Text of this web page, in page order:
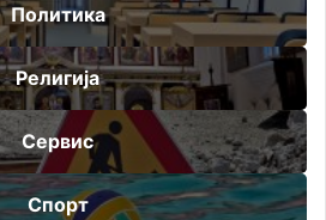
Политика
Религија
Сервис
Спорт